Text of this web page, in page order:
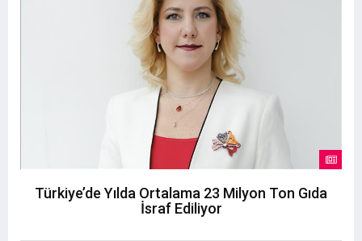
Türkiye’de Yılda Ortalama 23 Milyon Ton Gıda
İsraf Ediliyor